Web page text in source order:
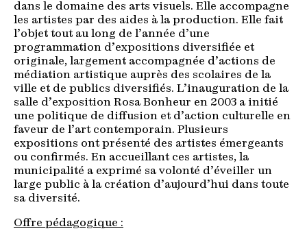
dans le domaine des arts visuels. Elle accompagne
les artistes par des aides à la production. Elle fait
l’objet tout au long de l’année d’une
programmation d’expositions diversifiée et
originale, largement accompagnée d’actions de
médiation artistique auprès des scolaires de la
ville et de publics diversifiés. L’inauguration de la
salle d’exposition Rosa Bonheur en 2003 a initié
une politique de diffusion et d’action culturelle en
faveur de l’art contemporain. Plusieurs
expositions ont présenté des artistes émergeants
ou confirmés. En accueillant ces artistes, la
municipalité a exprimé sa volonté d’éveiller un
large public à la création d’aujourd’hui dans toute
sa diversité.
Offre pédagogique :